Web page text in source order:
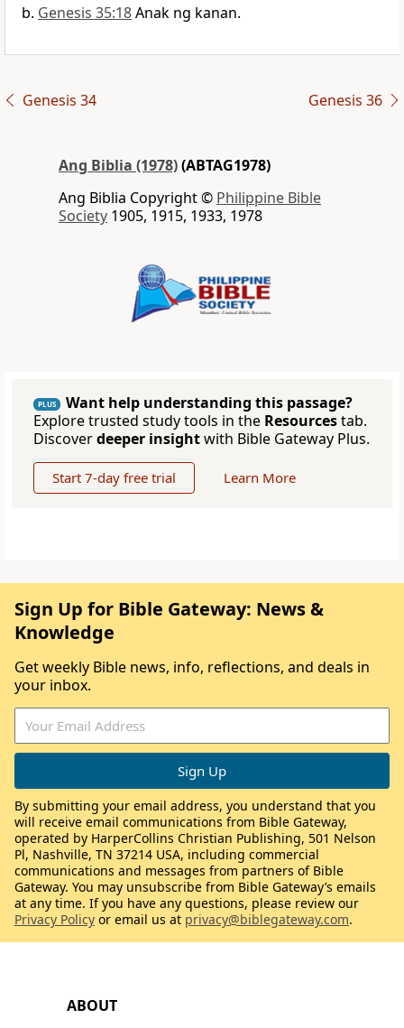
Genesis 35:18Anak ng kanan.
Genesis 34 Genesis 36
Ang Biblia (1978)(ABTAG1978)
Ang Biblia Copyright © Philippine Bible
Society 1905, 1915, 1933, 1978
PLUS
Want help understanding this passage?
Explore trusted study tools in the Resourcestab.
Discoverdeeper insightwith Bible Gateway Plus.
Start 7-day free trial Learn More
ABOUT
Sign Up for Bible Gateway: News &
Knowledge
Get weekly Bible news, info, reflections, and deals in
your inbox.
By submitting your email address, you understand that you
will receive email communications from Bible Gateway,
operated by HarperCollins Christian Publishing, 501 Nelson
Pl, Nashville, TN 37214 USA, including commercial
communications and messages from partners of Bible
Gateway. You may unsubscribe from Bible Gateway’s emails
at any time. If you have any questions, please review our
Privacy Policy or email us at privacy@biblegateway.com.